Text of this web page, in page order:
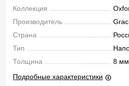
Коллекция
Производитель
Страна
Тип
Толщина
8 мм
Подробные характеристики